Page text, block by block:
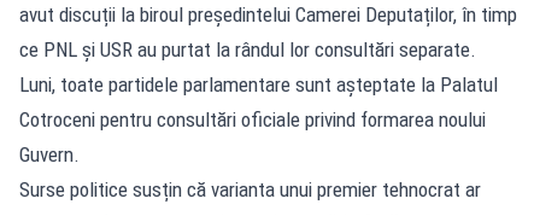
avut discuții la biroul președintelui Camerei Deputaților, în timp
ce PNL și USR au purtat la rândul lor consultări separate.
Luni, toate partidele parlamentare sunt așteptate la Palatul
Cotroceni pentru consultări oficiale privind formarea noului
Guvern.
Surse politice susțin că varianta unui premier tehnocrat ar